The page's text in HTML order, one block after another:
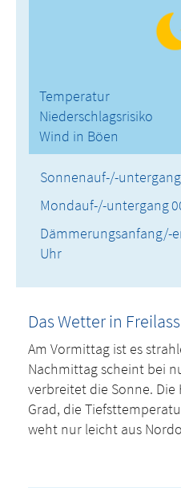
Temperatur
Niederschlagsrisiko
Wind in Böen
Sonnenauf-/-untergang
Mondauf-/-untergang
Dämmerungsanfang/-
Uhr
Das Wetter in
Am Vormittag ist es
Nachmittag scheint bei
verbreitet die Sonne.
Grad, die
weht nur leicht aus